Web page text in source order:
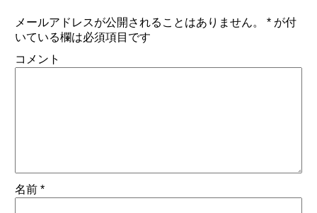
メールアドレスが公開されることはありません。 *が付
いている欄は必須項目です
コメント
名前 *